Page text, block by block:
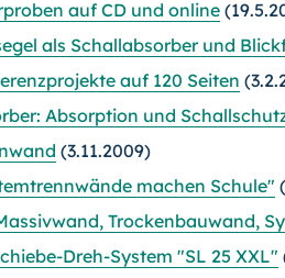
auf CD und online
als Schallabsorber und
auf 120 Seiten
Absorption und
(3.11.2009)
machen Schule"
Trockenbauwand,
Dreh-System "SL 25 XXL"